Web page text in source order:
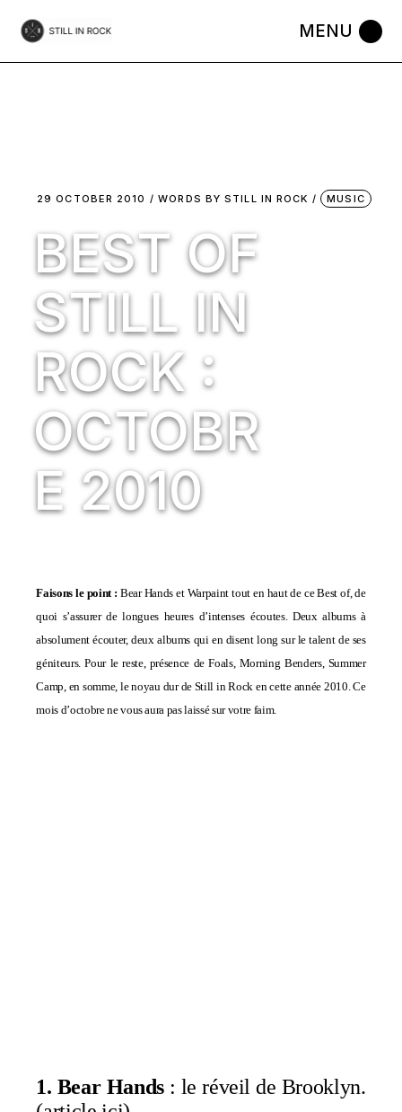
the
29 OCTOBER 2010 WORDS BYSTILL IN ROCK MUSIC
BEST OF
STILL IN
ROCK :
OCTOBR
E 2010
Faisons le point : Bear Hands et Warpaint tout en haut de ce Best of, de
quoi s’assurer de longues heures d’intenses écoutes. Deux albums à
absolument écouter, deux albums qui en disent long sur le talent de ses
géniteurs. Pour le reste, présence de Foals, Morning Benders, Summer
Camp, en somme, le noyau dur de Still in Rock en cette année 2010. Ce
mois d’octobre ne vous aura pas laissé sur votre faim.
1. Bear Hands : le réveil de Brooklyn.